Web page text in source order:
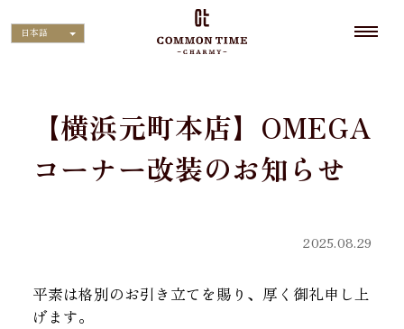
日本語
【横浜元町本店】OMEGA
コーナー改装のお知らせ
2025.08.29
平素は格別のお引き立てを賜り、厚く御礼申し上
げます。